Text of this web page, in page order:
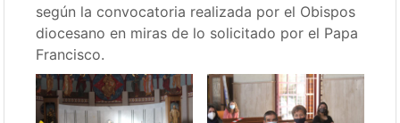
según la convocatoria realizada por el Obispos
diocesano en miras de lo solicitado por el Papa
Francisco.